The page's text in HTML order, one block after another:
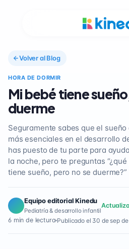
Volver al Blog
HORA DE DORMIR
Mi bebé tiene
duerme
Seguramente sabes que el
más esenciales en el desarrollo
has puesto de tu parte para
la noche, pero te preguntas
tiene sueño, pero no se duerme?”
Equipo editorial Kinedu
Pediatría & desarrollo infantil
6 min de lectura Publicado el 30 de sep